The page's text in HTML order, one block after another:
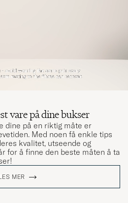
vare på dine bukser
dine på en riktig måte er
Med noen få enkle tips
kvalitet, utseende og
for å finne den beste måten å ta
MER